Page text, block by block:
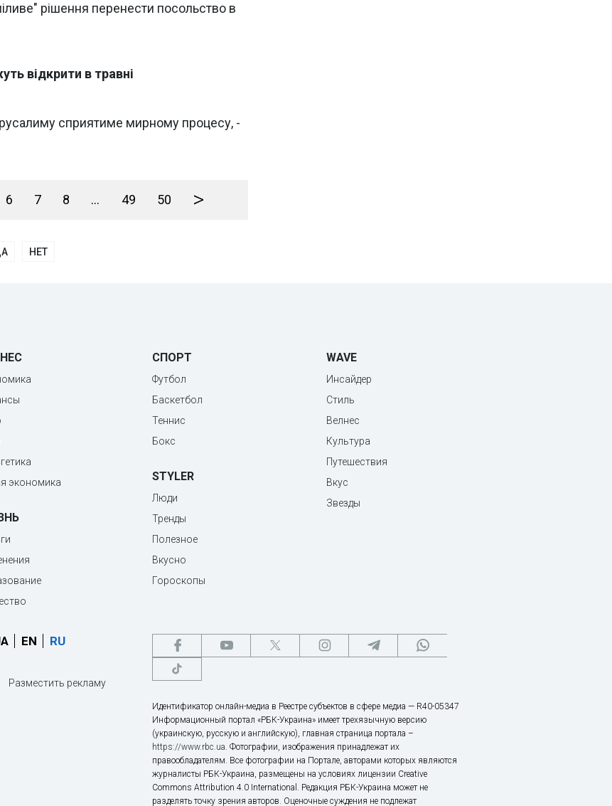
рішення перенести посольство в
відкрити в травні
сприятиме мирному процесу, -
6 7 8 ... 49 50 >
НЕТ
экономика
СПОРТ
Футбол
Баскетбол
Теннис
Бокс
STYLER
Люди
Тренды
Полезное
Вкусно
Гороскопы
WAVE
Инсайдер
Стиль
Велнес
Культура
Путешествия
Вкус
Звезды
EN RU
Разместить рекламу
Идентификатор онлайн-медиа в Реестре субъектов в сфере медиа — R40-05347
Информационный портал «РБК-Украина» имеет трехязычную версию
(украинскую, русскую и английскую), главная страница портала –
https://www.rbc.ua. Фотографии, изображения принадлежат их
правообладателям. Все фотографии на Портале, авторами которых являются
журналисты РБК-Украина, размещены на условиях лицензии Creative
Commons Attribution 4.0 International. Редакция РБК-Украина может не
разделять точку зрения авторов. Оценочные суждения не подлежат